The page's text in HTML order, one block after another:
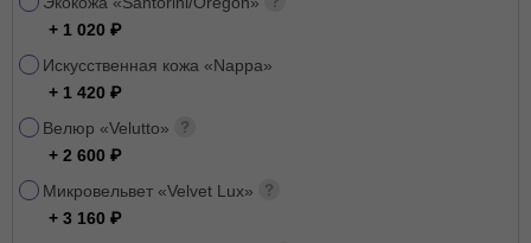
+ 1 020
Искусственная кожа «Nappa»
+ 1 420
Велюр «Velutto»
+ 2 600
Микровельвет «Velvet Lux»
+ 3 160